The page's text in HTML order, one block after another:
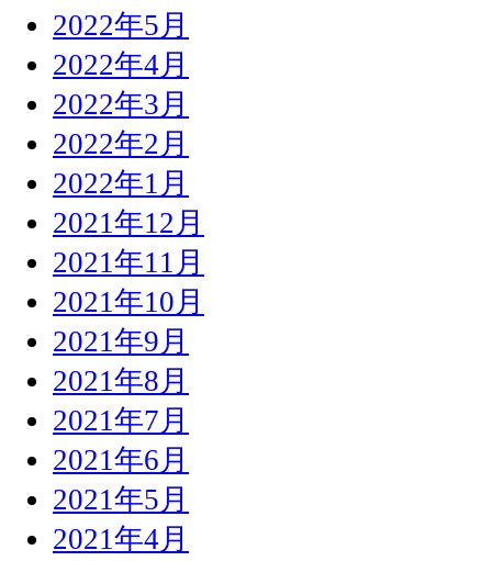
2022年5月
2022年4月
2022年3月
2022年2月
2022年1月
2021年12月
2021年11月
2021年10月
2021年9月
2021年8月
2021年7月
2021年6月
2021年5月
2021年4月